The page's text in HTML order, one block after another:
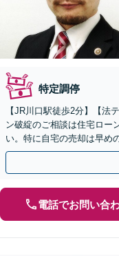
特定調停
【JR川口駅徒歩2分】【法
ン破綻のご相談は住宅ロー
い。特に自宅の売却は早め
等、依頼者様にとってより
電話でお問い合